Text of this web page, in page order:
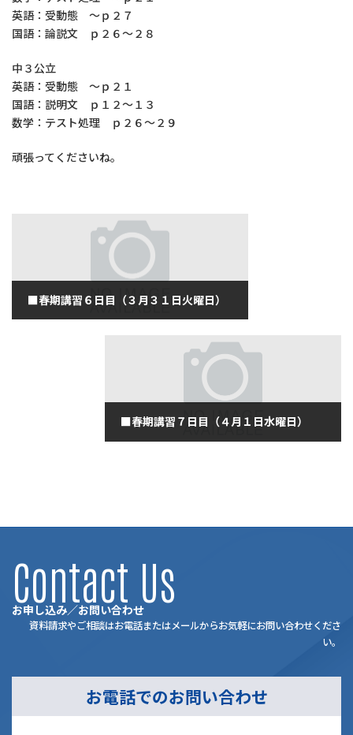
英語：受動態 ～ｐ２７
国語：論説文 ｐ２６～２８
中３公立
英語：受動態 ～ｐ２１
国語：説明文 ｐ１２～１３
数学：テスト処理 ｐ２６～２９
頑張ってくださいね。
■春期講習６日目（３月３１日火曜日）
■春期講習７日目（４月１日水曜日）
お申し込み／お問い合わせ
Contact Us
資料請求やご相談はお電話またはメールからお気軽にお問い合わせくださ
い。
お電話でのお問い合わせ